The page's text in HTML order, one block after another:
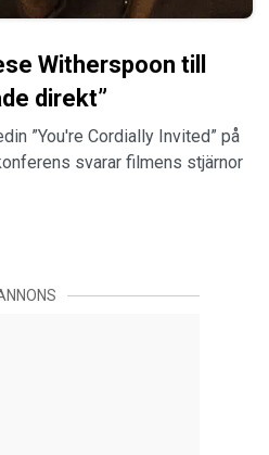
Witherspoon till
direkt”
”You're Cordially Invited” på
svarar filmens stjärnor